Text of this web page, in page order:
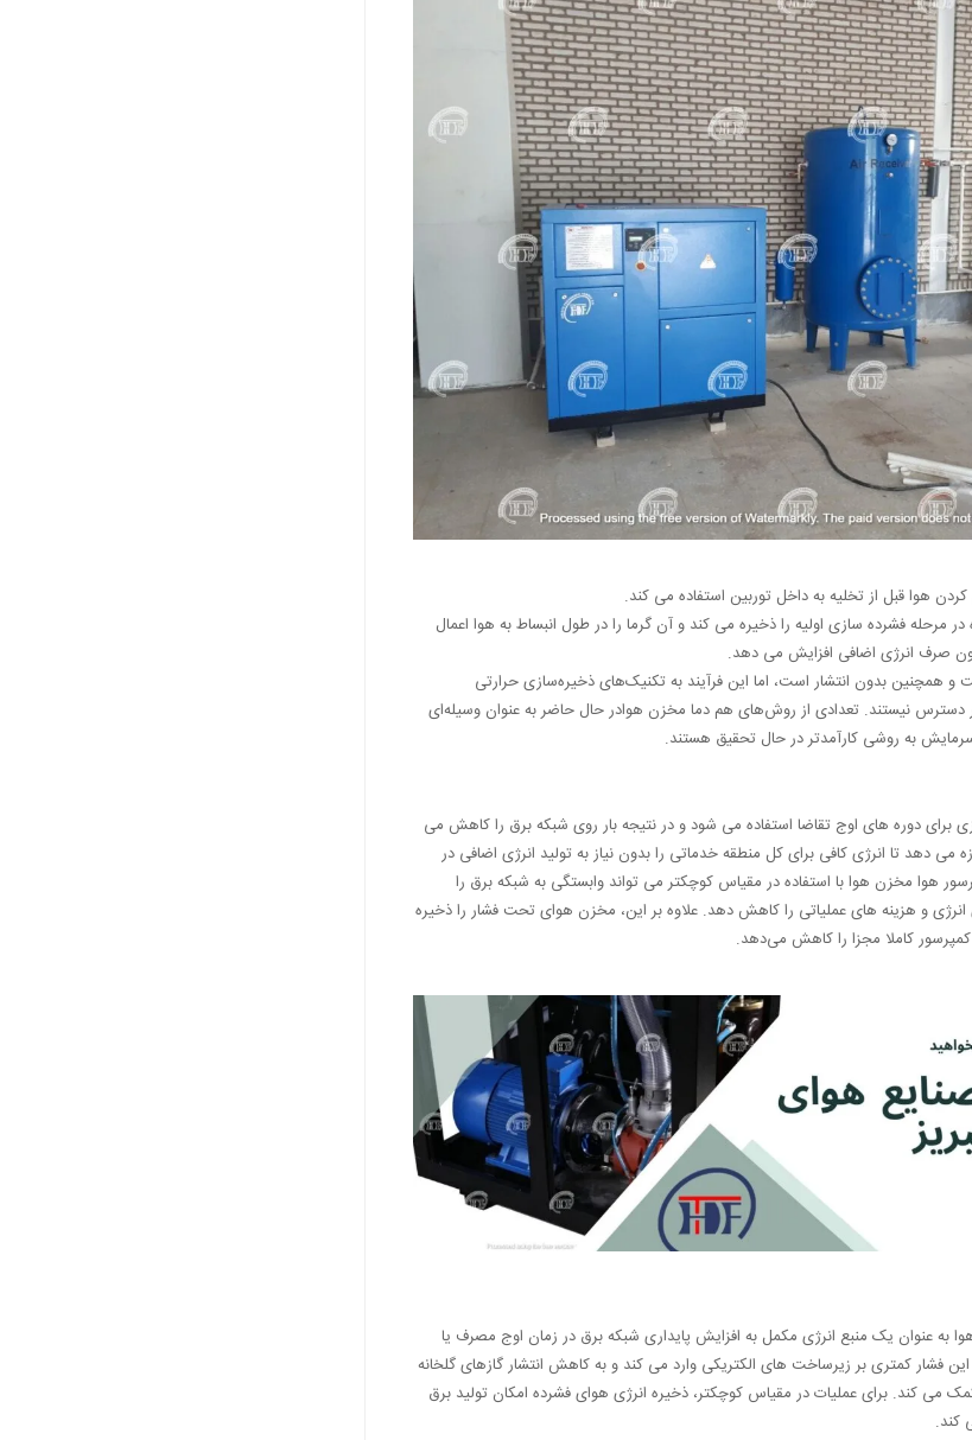
هوا قبل از تخلیه به داخل توربین استفاده می کند.
مرحله فشرده سازی اولیه را ذخیره می کند و آن گرما را در طول انبساط به هوا اعمال
صرف انرژی اضافی افزایش می دهد.
و همچنین بدون انتشار است، اما این فرآیند به تکنیک‌های ذخیره‌سازی حرارتی
در دسترس نیستند. تعدادی از روش‌های هم دما مخزن هوادر حال حاضر به عنوان وسیله‌ای
به روشی کارآمدتر در حال تحقیق هستند.
برای دوره های اوج تقاضا استفاده می شود و در نتیجه بار روی شبکه برق را کاهش می
دهد تا انرژی کافی برای کل منطقه خدماتی را بدون نیاز به تولید انرژی اضافی در
هوا مخزن هوا با استفاده در مقیاس کوچکتر می تواند وابستگی به شبکه برق را
و هزینه های عملیاتی را کاهش دهد. علاوه بر این، مخزن هوای تحت فشار را ذخیره
کاملا مجزا را کاهش می‌دهد.
به عنوان یک منبع انرژی مکمل به افزایش پایداری شبکه برق در زمان اوج مصرف یا
کمتری بر زیرساخت های الکتریکی وارد می کند و به کاهش انتشار گازهای گلخانه
می کند. برای عملیات در مقیاس کوچکتر، ذخیره انرژی هوای فشرده امکان تولید برق
کند.